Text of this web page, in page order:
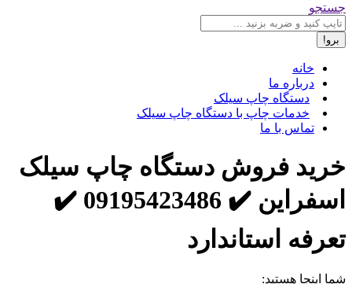
جستجو
خانه
درباره ما
دستگاه چاپ سیلک
خدمات چاپ با دستگاه چاپ سیلک
تماس با ما
خرید فروش دستگاه چاپ سیلک
اسفراین ✔️ 09195423486 ✔️
تعرفه استاندارد
شما اینجا هستید: